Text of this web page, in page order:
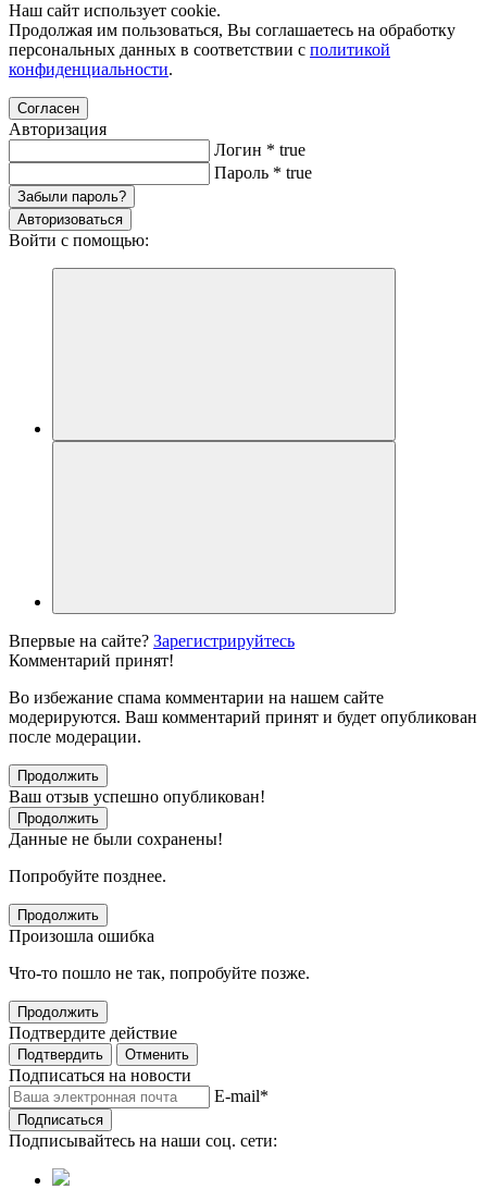
Наш сайт использует cookie.
Продолжая им пользоваться, Вы соглашаетесь на обработку
персональных данных в соответствии с политикой
конфиденциальности.
Согласен
Авторизация
Логин * true
Пароль * true
Забыли пароль?
Авторизоваться
Войти с помощью:
Впервые на сайте? Зарегистрируйтесь
Комментарий принят!
Во избежание спама комментарии на нашем сайте
модерируются. Ваш комментарий принят и будет опубликован
после модерации.
Продолжить
Ваш отзыв успешно опубликован!
Продолжить
Данные не были сохранены!
Попробуйте позднее.
Продолжить
Произошла ошибка
Что-то пошло не так, попробуйте позже.
Продолжить
Подтвердите действие
Подтвердить Отменить
Подписаться на новости
E-mail*
Подписаться
Подписывайтесь на наши соц. сети: